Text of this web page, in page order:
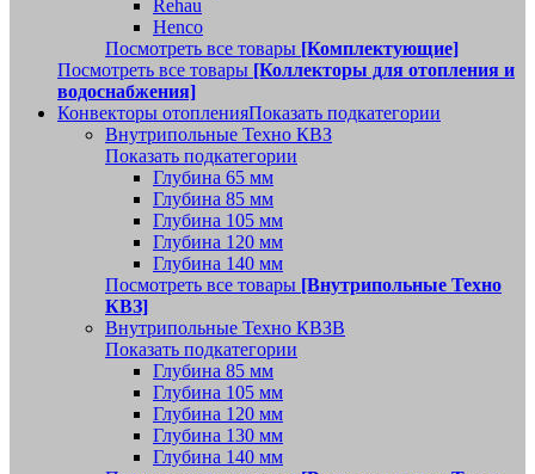
Rehau
Henco
Посмотреть все товары [Комплектующие]
Посмотреть все товары [Коллекторы для отопления и
водоснабжения]
Конвекторы отопленияПоказать подкатегории
Внутрипольные Техно КВЗ
Показать подкатегории
Глубина 65 мм
Глубина 85 мм
Глубина 105 мм
Глубина 120 мм
Глубина 140 мм
Посмотреть все товары [Внутрипольные Техно
КВЗ]
Внутрипольные Техно КВЗВ
Показать подкатегории
Глубина 85 мм
Глубина 105 мм
Глубина 120 мм
Глубина 130 мм
Глубина 140 мм